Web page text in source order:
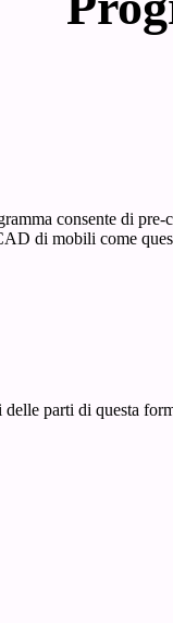
consente di pre-
di mobili come
delle parti di questa